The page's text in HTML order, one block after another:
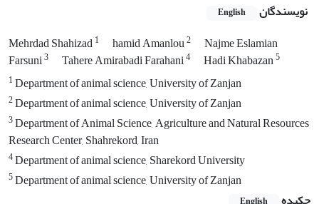
نویسندگان English
Mehrdad Shahizad1 hamid Amanlou2
Najme Eslamian
Farsuni3 Tahere Amirabadi Farahani4 Hadi Khabazan5
1Department of animal science, University of Zanjan
2Department of animal science, University of Zanjan
3Department of Animal Science, Agriculture and Natural Resources
Research Center, Shahrekord, Iran
4Department of animal science, Sharekord University
5Department of animal science, University of Zanjan